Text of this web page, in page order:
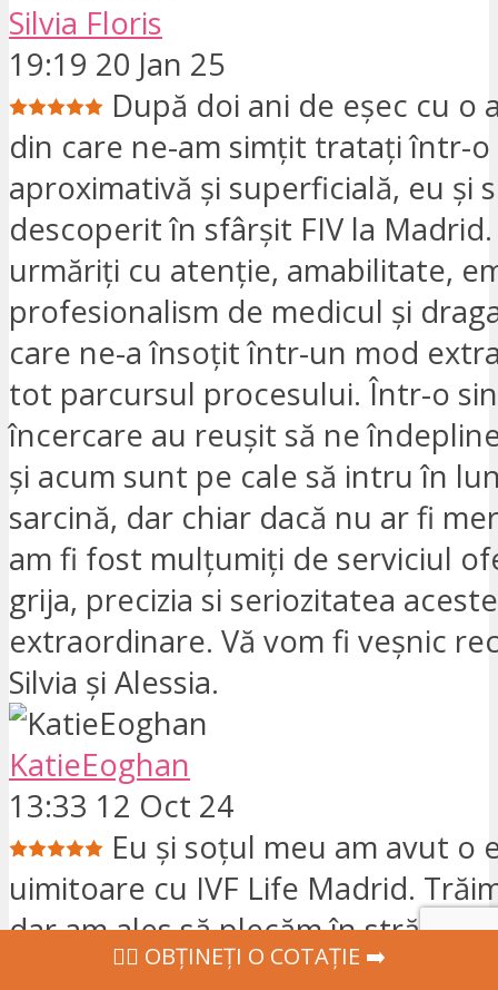
Silvia Floris
19:19 20 Jan 25
După doi ani de eșec cu o
din care ne-am simțit tratați într-o
aproximativă și superficială, eu și
descoperit în sfârșit FIV la
urmăriți cu atenție, amabilitate,
profesionalism de medicul și
care ne-a însoțit într-un mod
tot parcursul procesului. Într-o
încercare au reușit să ne
și acum sunt pe cale să intru în
sarcină, dar chiar dacă nu ar fi
am fi fost mulțumiți de serviciul
grija, precizia si seriozitatea
extraordinare. Vă vom fi veșnic
Silvia și Alessia.
KatieEoghan
13:33 12 Oct 24
Eu și soțul meu am avut o
uimitoare cu IVF Life Madrid.
dar am ales să plecăm în
tratamentul nostru FIV,
‍👩‍⚕ OBȚINEȚI O COTAȚIE ➡️